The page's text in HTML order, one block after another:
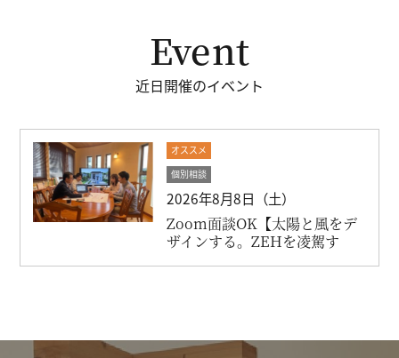
Event
近日開催のイベント
オススメ
個別相談
2026年8月8日（土）
Zoom面談OK【太陽と風をデ
ザインする。ZEHを凌駕す